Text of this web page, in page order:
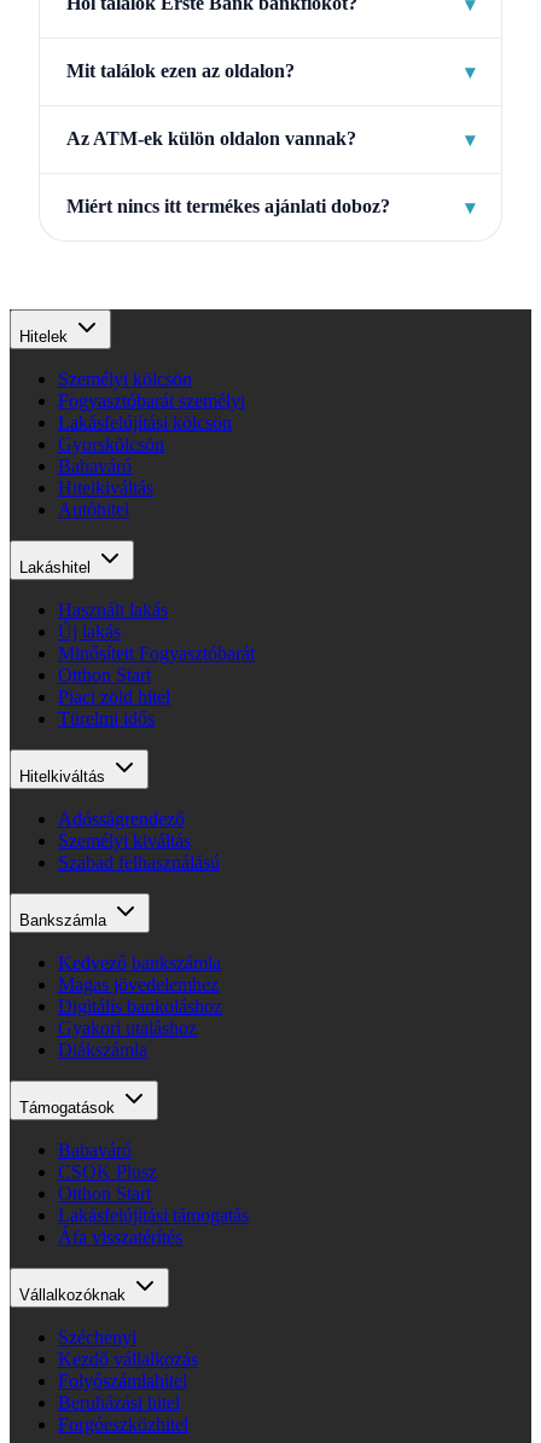
Mit találok ezen az oldalon? ▾
Az ATM-ek külön oldalon vannak? ▾
Miért nincs itt termékes ajánlati doboz? ▾
Hitelek
Személyi kölcsön
Fogyasztóbarát személyi
Lakásfelújítási kölcsön
Gyorskölcsön
Babaváró
Hitelkiváltás
Autóhitel
Lakáshitel
Használt lakás
Új lakás
Minősített Fogyasztóbarát
Otthon Start
Piaci zöld hitel
Türelmi idős
Hitelkiváltás
Adósságrendező
Személyi kiváltás
Szabad felhasználású
Bankszámla
Kedvező bankszámla
Magas jövedelemhez
Digitális bankoláshoz
Gyakori utaláshoz
Diákszámla
Támogatások
Babaváró
CSOK Plusz
Otthon Start
Lakásfelújítási támogatás
Áfa visszatérítés
Vállalkozóknak
Széchenyi
Kezdő vállalkozás
Folyószámlahitel
Beruházási hitel
Forgóeszközhitel